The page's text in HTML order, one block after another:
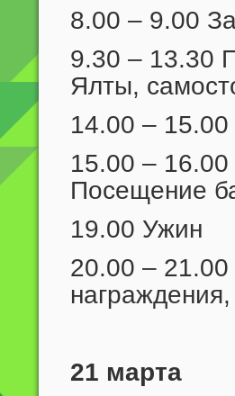
8.00 – 9.00
9.30 – 13.30
Ялты,
14.00 –
15.00 –
Посещение
19.00 Ужин
20.00 –
21 марта